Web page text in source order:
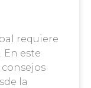
requiere
En este
la